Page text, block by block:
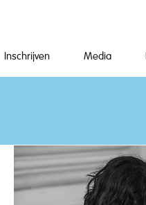
Inschrijven Media